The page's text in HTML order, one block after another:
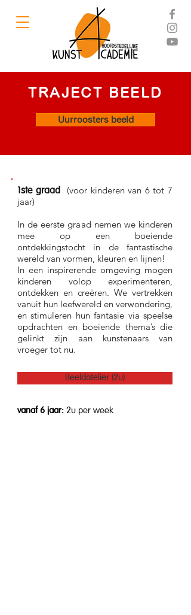
TRAJECT BEELD
Uurroosters beeld
1ste graad
(voor kinderen van 6 tot 7
jaar)
In de eerste graad nemen we kinderen
mee op een boeiende
ontdekkingstocht in de fantastische
wereld van vormen, kleuren en lijnen!
In een inspirerende omgeving mogen
kinderen volop experimenteren,
ontdekken en creëren. We vertrekken
vanuit hun leefwereld en verwondering,
en stimuleren hun fantasie via speelse
opdrachten en boeiende thema’s die
gelinkt zijn aan kunstenaars van
vroeger tot nu.
Beeldatelier (2u)
vanaf 6 jaar: 2u per week